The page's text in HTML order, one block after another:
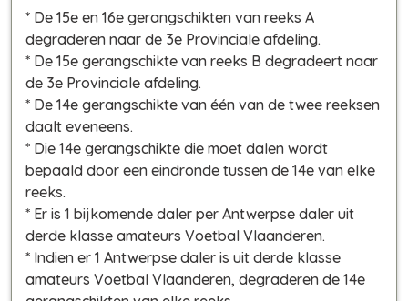
* De 15e en 16e gerangschikten van reeks A
degraderen naar de 3e Provinciale afdeling.
* De 15e gerangschikte van reeks B degradeert naar
de 3e Provinciale afdeling.
* De 14e gerangschikte van één van de twee reeksen
daalt eveneens.
* Die 14e gerangschikte die moet dalen wordt
bepaald door een eindronde tussen de 14e van elke
reeks.
* Er is 1 bijkomende daler per Antwerpse daler uit
derde klasse amateurs Voetbal Vlaanderen.
* Indien er 1 Antwerpse daler is uit derde klasse
amateurs Voetbal Vlaanderen, degraderen de 14e